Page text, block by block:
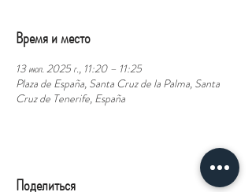
Время и место
13 июл. 2025 г., 11:20 – 11:25
Plaza de España, Santa Cruz de la Palma, Santa
Cruz de Tenerife, España
Поделиться